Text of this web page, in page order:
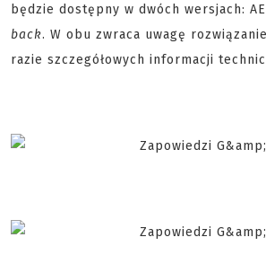
będzie dostępny w dwóch wersjach:
back. W obu zwraca uwagę
razie szczegółowych informacji